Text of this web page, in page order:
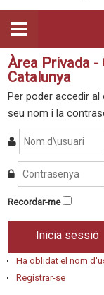
Àrea Privada -
Catalunya
Per poder accedir
seu nom i la
Recordar-me
Inicia sessió
Ha oblidat el nom
Registrar-se